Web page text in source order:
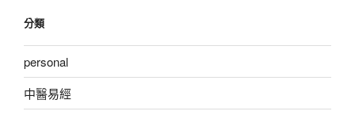
分類
personal
中醫易經